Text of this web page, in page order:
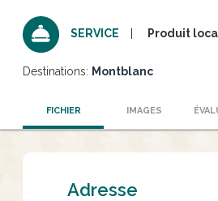
SERVICE Produit
Destinations: Montblanc
FICHIER IMAGES
Adresse